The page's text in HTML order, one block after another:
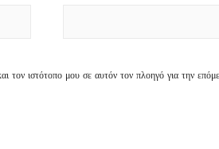
τον ιστότοπο μου σε αυτόν τον πλοηγό για την